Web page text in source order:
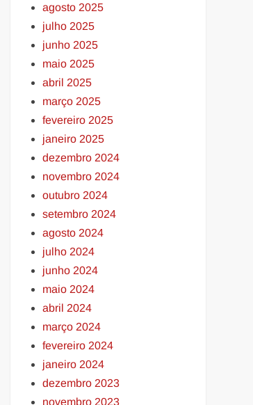
agosto 2025
julho 2025
junho 2025
maio 2025
abril 2025
março 2025
fevereiro 2025
janeiro 2025
dezembro 2024
novembro 2024
outubro 2024
setembro 2024
agosto 2024
julho 2024
junho 2024
maio 2024
abril 2024
março 2024
fevereiro 2024
janeiro 2024
dezembro 2023
novembro 2023